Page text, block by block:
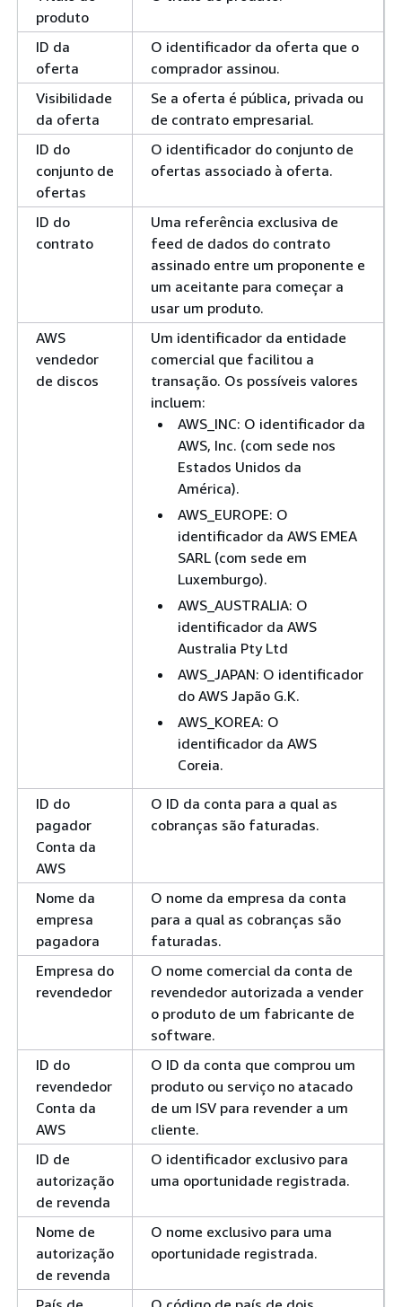
produto
ID da
oferta
O identificador da oferta que o
comprador assinou.
Visibilidade
da oferta
Se a oferta é pública, privada ou
de contrato empresarial.
ID do
conjunto de
ofertas
O identificador do conjunto de
ofertas associado à oferta.
ID do
contrato
Uma referência exclusiva de
feed de dados do contrato
assinado entre um proponente e
um aceitante para começar a
usar um produto.
AWS
vendedor
de discos
Um identificador da entidade
comercial que facilitou a
transação. Os possíveis valores
incluem:
AWS_INC: O identificador da
AWS, Inc. (com sede nos
Estados Unidos da
América).
AWS_EUROPE: O
identificador da AWS EMEA
SARL (com sede em
Luxemburgo).
AWS_AUSTRALIA: O
identificador da AWS
Australia Pty Ltd
AWS_JAPAN: O identificador
do AWS Japão G.K.
AWS_KOREA: O
identificador da AWS
Coreia.
ID do
pagador
Conta da
AWS
O ID da conta para a qual as
cobranças são faturadas.
Nome da
empresa
pagadora
O nome da empresa da conta
para a qual as cobranças são
faturadas.
Empresa do
revendedor
O nome comercial da conta de
revendedor autorizada a vender
o produto de um fabricante de
software.
ID do
revendedor
Conta da
AWS
O ID da conta que comprou um
produto ou serviço no atacado
de um ISV para revender a um
cliente.
ID de
autorização
de revenda
O identificador exclusivo para
uma oportunidade registrada.
Nome de
autorização
de revenda
O nome exclusivo para uma
oportunidade registrada.